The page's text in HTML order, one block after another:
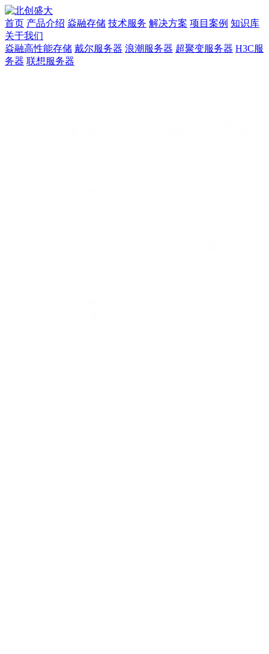
首页 产品介绍 焱融存储 技术服务 解决方案 项目案例 知识库
关于我们
焱融高性能存储 戴尔服务器 浪潮服务器 超聚变服务器 H3C服
务器 联想服务器